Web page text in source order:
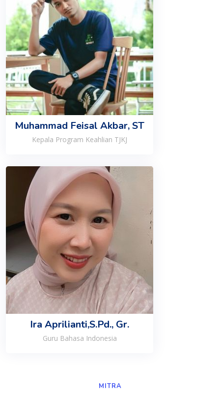
Muhammad Feisal Akbar, ST
Kepala Program Keahlian TJKJ
Ira Aprilianti,S.Pd., Gr.
Guru Bahasa Indonesia
MITRA